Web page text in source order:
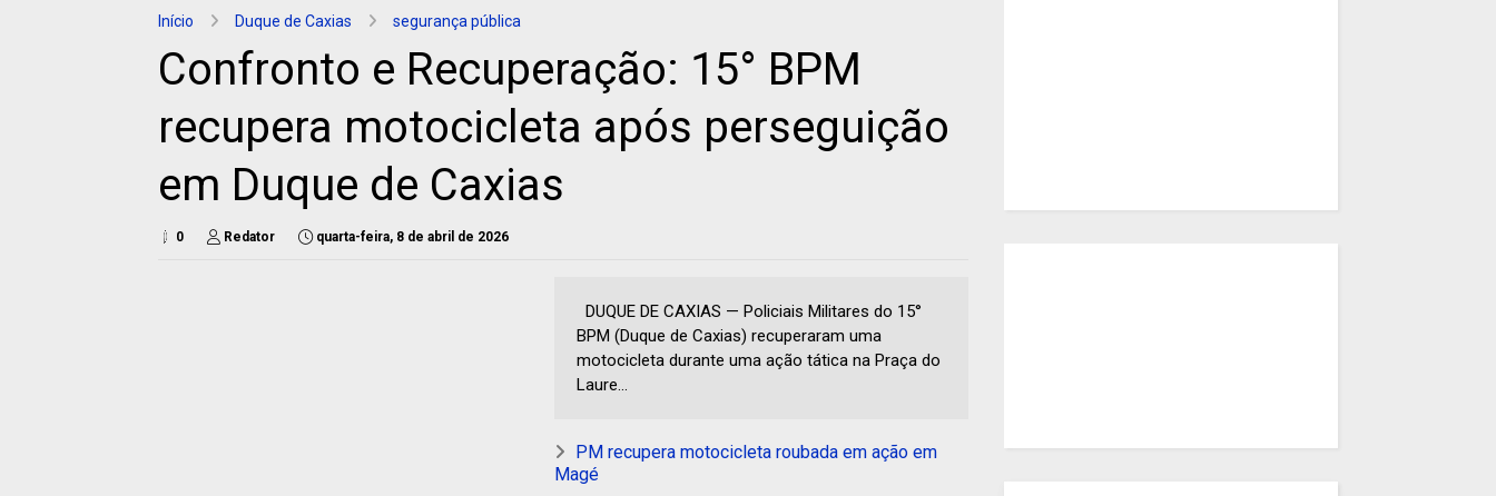
Início Duque de Caxias segurança pública
Confronto e Recuperação: 15° BPM
recupera motocicleta após perseguição
em Duque de Caxias
0 Redator quarta-feira, 8 de abril de 2026
DUQUE DE CAXIAS — Policiais Militares do 15°
BPM (Duque de Caxias) recuperaram uma
motocicleta durante uma ação tática na Praça do
Laure...
PM recupera motocicleta roubada em ação em
Magé